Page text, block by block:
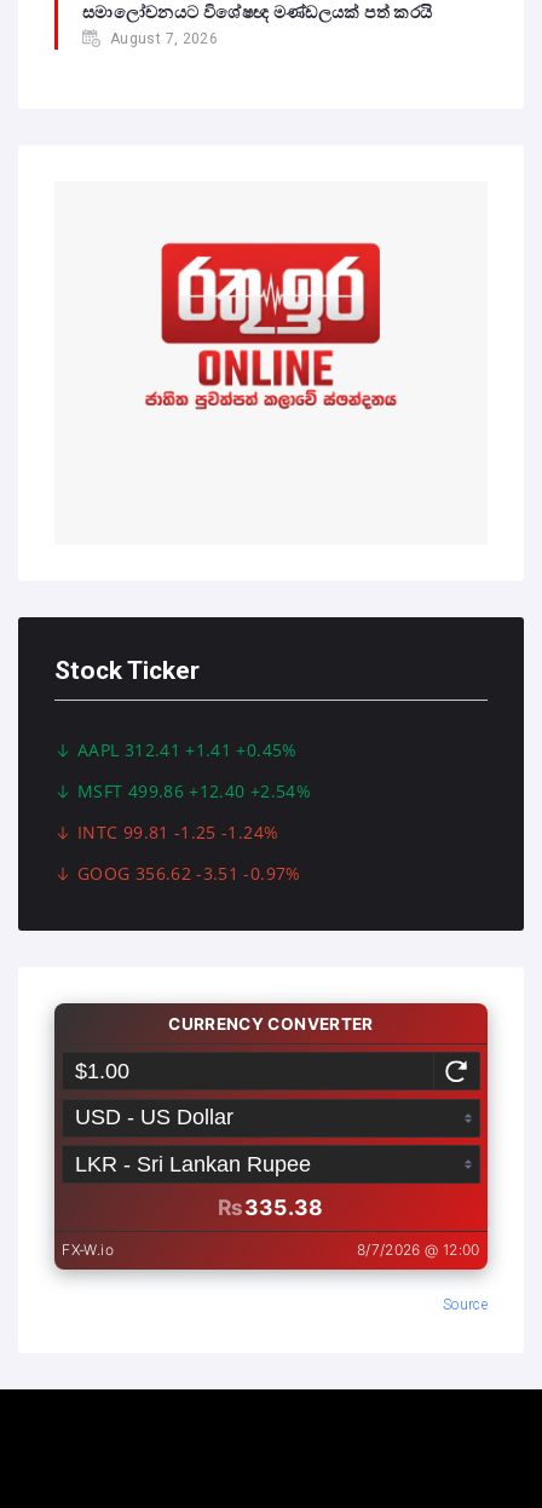
සමාලෝචනයට විශේෂඥ මණ්ඩලයක් පත් කරයි
August 7, 2026
Stock Ticker
AAPL 312.41 +1.41 +0.45%
MSFT 499.86 +12.40 +2.54%
INTC 99.81 -1.25 -1.24%
GOOG 356.62 -3.51 -0.97%
Source